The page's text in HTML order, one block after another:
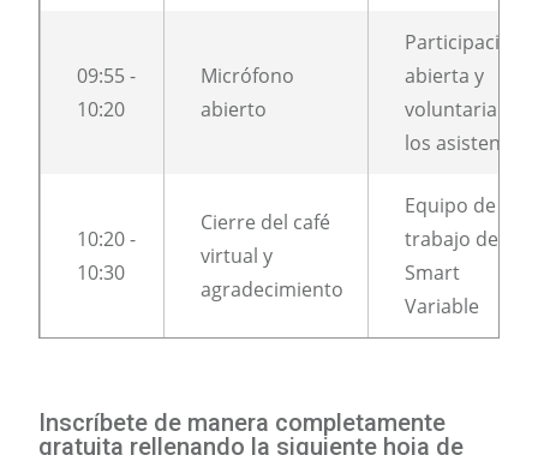
09:55 -
10:20
Micrófono
abierto
Participación
abierta y
voluntaria de
los asistentes
10:20 -
10:30
Cierre del café
virtual y
agradecimiento
Equipo de
trabajo de
Smart
Variable
Inscríbete de manera completamente
gratuita rellenando la siguiente hoja de